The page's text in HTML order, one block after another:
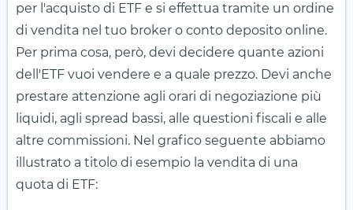
per l'acquisto di ETF e si effettua tramite un ordine
di vendita nel tuo broker o conto deposito online.
Per prima cosa, però, devi decidere quante azioni
dell'ETF vuoi vendere e a quale prezzo. Devi anche
prestare attenzione agli orari di negoziazione più
liquidi, agli spread bassi, alle questioni fiscali e alle
altre commissioni. Nel grafico seguente abbiamo
illustrato a titolo di esempio la vendita di una
quota di ETF: